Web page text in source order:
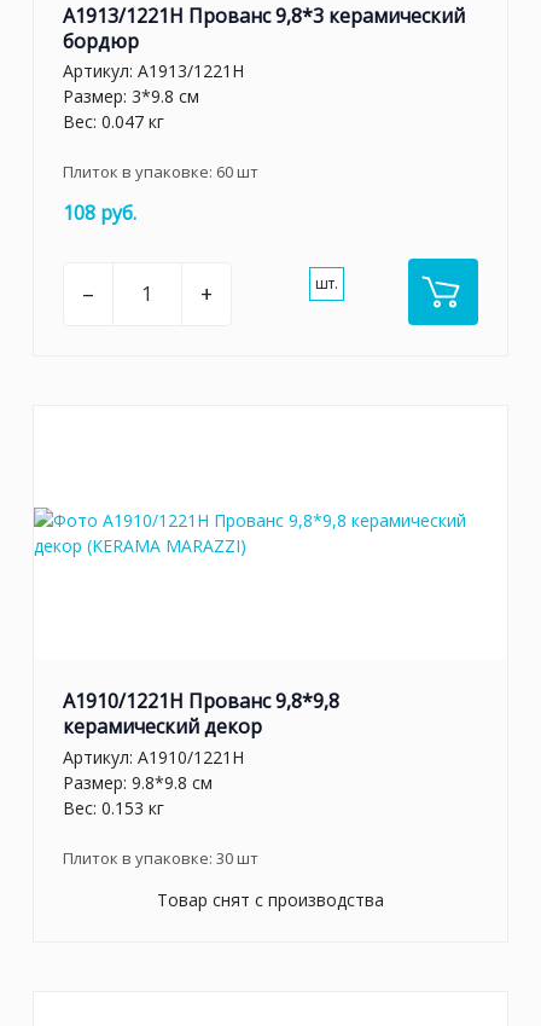
A1913/1221H Прованс 9,8*3 керамический
бордюр
Артикул: A1913/1221H
Размер: 3*9.8 см
Вес: 0.047 кг
Плиток в упаковке: 60шт
108 руб.
– + шт.
A1910/1221H Прованс 9,8*9,8
керамический декор
Артикул: A1910/1221H
Размер: 9.8*9.8 см
Вес: 0.153 кг
Плиток в упаковке: 30шт
Товар снят с производства